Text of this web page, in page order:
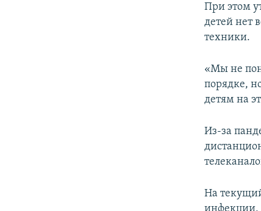
При этом
детей нет
техники.
«Мы не
порядке,
детям на
Из-за
На